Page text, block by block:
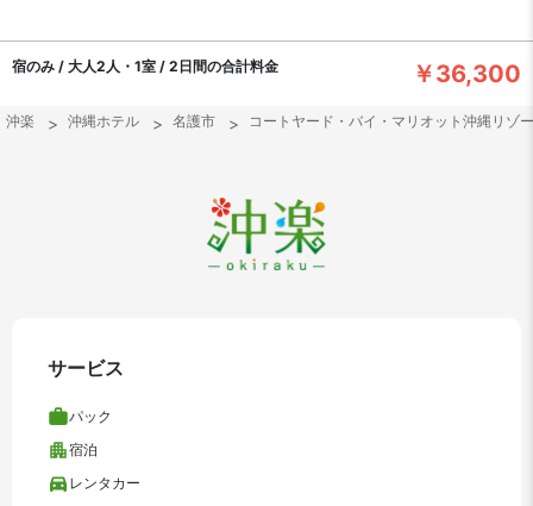
宿のみ / 大人2人・1室 / 2日間の合計料金 ￥36,300
沖楽 沖縄ホテル 名護市 コートヤード・バイ・マリオット沖縄リゾ
サービス
パック
宿泊
レンタカー